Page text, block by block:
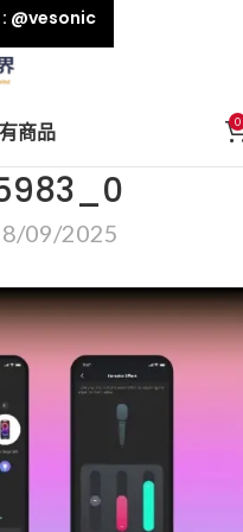
商品 0
09/2025
: @vesonic